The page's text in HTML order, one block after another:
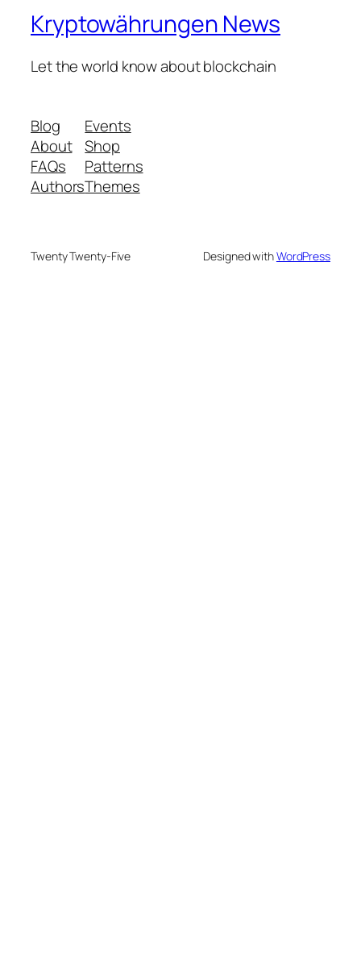
Kryptowährungen News
Let the world know about blockchain
Blog
About
FAQs
Authors
Events
Shop
Patterns
Themes
Twenty Twenty-Five Designed withWordPress